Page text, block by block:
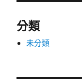
分類
未分類